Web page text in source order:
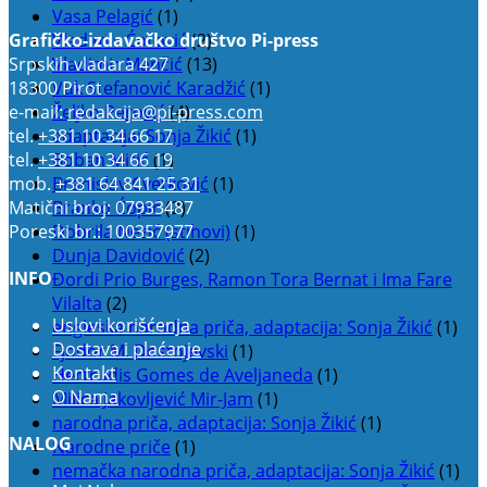
Vasa Pelagić (1)
Vladimir Ćorović(2)
Vladimir Mančić (13)
Vuk Stefanović Karadžić (1)
Željko Perović(4)
adaptacija: Sonja Žikić (1)
Boban Mitić(1)
Branislav Cvetković (1)
Branko Ćopić(2)
Dobrila Nezić (stihovi) (1)
Dunja Davidović (2)
Đordi Prio Burges, Ramon Tora Bernat i Ima Fare
Vilalta (2)
engleska narodna priča, adaptacija: Sonja Žikić (1)
Fjodor M. Dostojevski (1)
Hertrudis Gomes de Aveljaneda (1)
Milica Jakovljević Mir-Jam (1)
narodna priča, adaptacija: Sonja Žikić (1)
Narodne priče (1)
nemačka narodna priča, adaptacija: Sonja Žikić (1)
Grafičko-izdavačko društvo Pi-press
Srpskih vladara 427
18300 Pirot
e-mail:redakcija@pi-press.com
tel.+381 10 34 66 17
tel.+381 10 34 66 19
mob.+381 64 841 25 31
Matični broj: 07933487
Poreski br.: 100357977
INFO
Uslovi korišćenja
Dostava i plaćanje
Kontakt
O Nama
NALOG